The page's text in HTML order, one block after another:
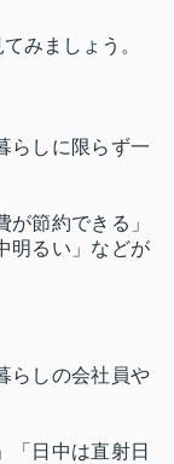
みましょう。
らしに限らず一
が節約できる」
明るい」などが
らしの会社員や
「日中は直射日